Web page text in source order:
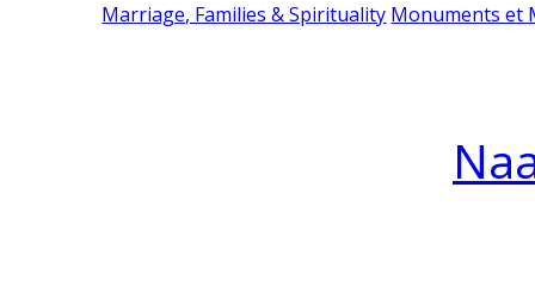
Marriage, Families & Spirituality Monuments et